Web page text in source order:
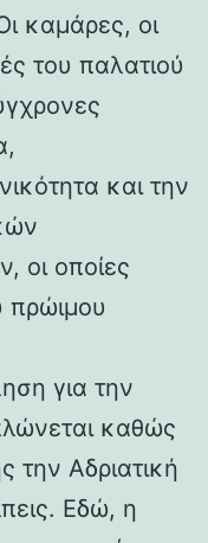
καμάρες, οι
του παλατιού
και την
οι οποίες
πρώιμου
για την
καθώς
την Αδριατική
Εδώ, η